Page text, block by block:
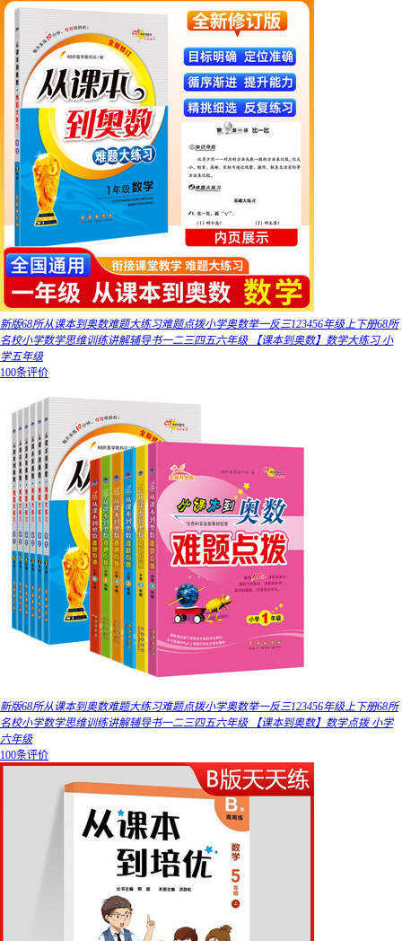
新版68所从课本到奥数难题大练习难题点拨小学奥数举一反三123456年级上下册68所
名校小学数学思维训练讲解辅导书一二三四五六年级 【课本到奥数】数学大练习 小
学五年级
100条评价
新版68所从课本到奥数难题大练习难题点拨小学奥数举一反三123456年级上下册68所
名校小学数学思维训练讲解辅导书一二三四五六年级 【课本到奥数】数学点拨 小学
六年级
100条评价